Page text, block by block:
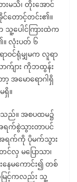
မသိ၊ တိုးအောင်
င်တောင့်တင်း၏။
သူ့ပေါင်ကြားထဲက
။ လုံးပတ် ၆
င်ရုံမျှမက လူရာ
က်ျား ကိုဘထွန်း
အမောရောဂါရှိ
ရှိ။
သည်။ အစပထမ၌
ရက်စွဲသွားတာပင်
ရက်ကို ပိုမက်သွား
မပြောသာ၊
မကောင်း၍ တစ်
ြင့်ကလည်း သူ့